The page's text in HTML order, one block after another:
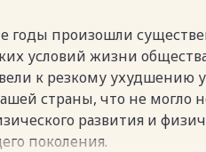
годы произошли
условий жизни
к резкому ухудшению
страны, что не могло
развития и
поколения.